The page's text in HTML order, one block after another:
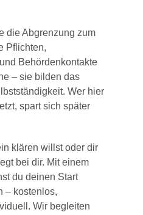
die Abgrenzung zum
Pflichten,
Behördenkontakte
– sie bilden das
Wer hier
spart sich später
klären willst oder dir
bei dir. Mit einem
du deinen Start
– kostenlos,
Wir begleiten